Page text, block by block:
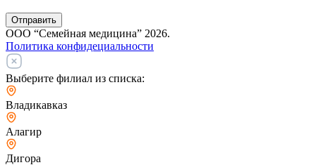
Отправить
ООО “Семейная медицина” 2026.
Политика конфидециальности
Выберите филиал из списка:
Владикавказ
Алагир
Дигора